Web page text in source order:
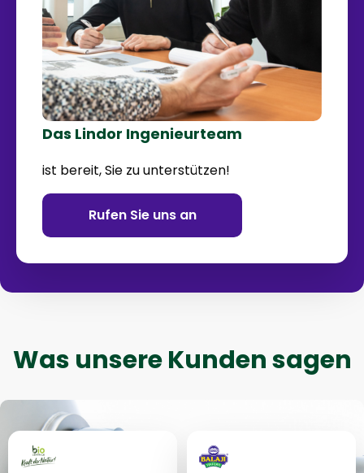
Das Lindor Ingenieurteam
ist bereit, Sie zu unterstützen!
Rufen Sie uns an
Was unsere Kunden sagen